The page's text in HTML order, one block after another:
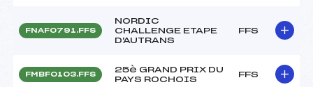
FNAF0791.FFS
NORDIC
CHALLENGE ETAPE
D'AUTRANS
FFS
FMBF0103.FFS
25è GRAND PRIX DU
PAYS ROCHOIS
FFS